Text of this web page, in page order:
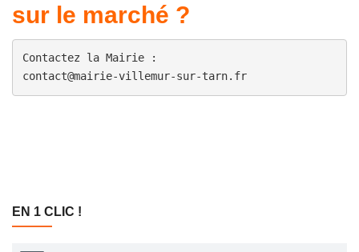
sur le marché ?
Contactez la Mairie :
contact@mairie-villemur-sur-tarn.fr
EN 1 CLIC !